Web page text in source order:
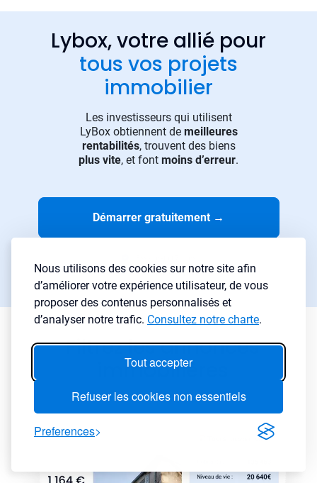
Nous utilisons des cookies sur notre site afin
d’améliorer votre expérience utilisateur, de vous
proposer des contenus personnalisés et
d’analyser notre trafic. Consultez notre charte.
Tout accepter
Refuser les cookies non essentiels
Preferences
Lybox, votre allié pour
tous vos projets
immobilier
Les investisseurs qui utilisent
LyBox obtiennent de meilleures
rentabilités, trouvent des biens
plus vite, et font moins d’erreur.
Démarrer gratuitement →
Aucune carte requise
Filtrez les annonces
immobilières